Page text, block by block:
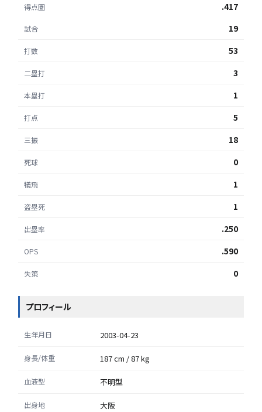
得点圏 .417
試合 19
打数 53
二塁打 3
本塁打 1
打点 5
三振 18
死球 0
犠飛 1
盗塁死 1
出塁率 .250
OPS .590
失策 0
プロフィール
生年月日 2003-04-23
身長/体重 187 cm / 87 kg
血液型 不明型
出身地 大阪